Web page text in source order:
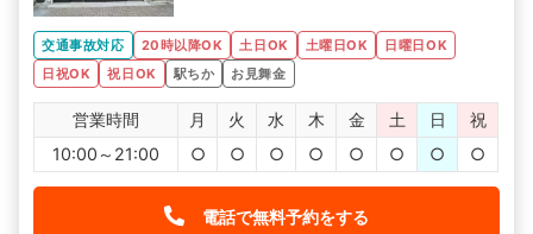
交通事故対応 20時以降OK 土日OK 土曜日OK
日曜日OK
日祝OK
祝日OK 駅ちか お見舞金
営業時間 月 火 水 木 金 土 日
祝
10:00～21:00
○ ○ ○ ○ ○ ○ ○ ○
電話で無料予約をする